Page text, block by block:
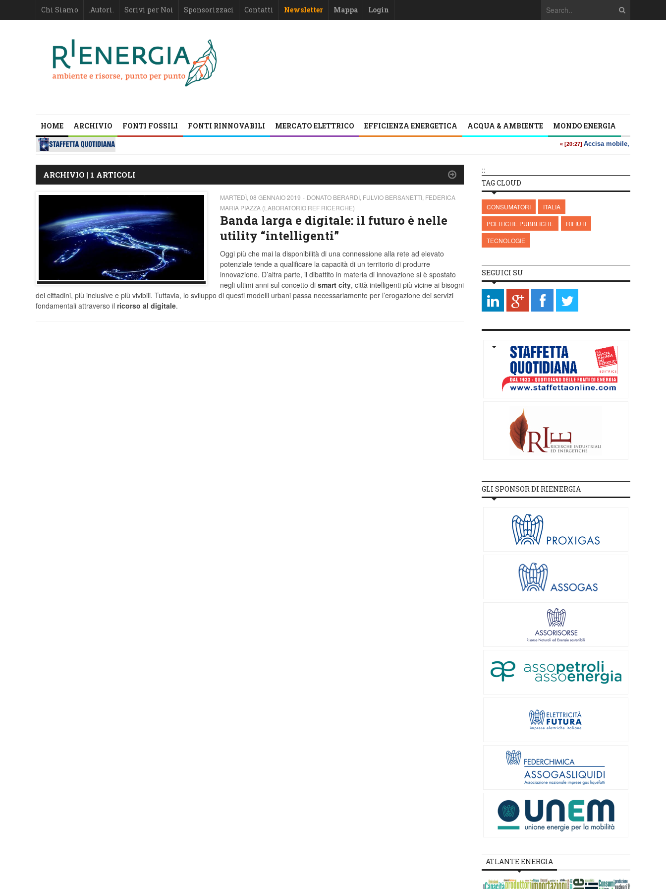
Chi Siamo .Autori. Scrivi per Noi Sponsorizzaci Contatti Newsletter Mappa Login
HOME ARCHIVIO FONTI FOSSILI FONTI RINNOVABILI MERCATO ELETTRICO EFFICIENZA ENERGETICA ACQUA & AMBIENTE MONDO ENERGIA
::
ARCHIVIO | 1 ARTICOLI
MARTEDÌ, 08 GENNAIO 2019
DONATO BERARDI, FULVIO BERSANETTI, FEDERICA
MARIA PIAZZA (LABORATORIO REF RICERCHE)
Banda larga e digitale: il futuro è nelle
utility “intelligenti”
Oggi più che mai la disponibilità di una connessione alla rete ad elevato
potenziale tende a qualificare la capacità di un territorio di produrre
innovazione. D’altra parte, il dibattito in materia di innovazione si è spostato
negli ultimi anni sul concetto di smart city, città intelligenti più vicine ai bisogni
dei cittadini, più inclusive e più vivibili. Tuttavia, lo sviluppo di questi modelli urbani passa necessariamente per l’erogazione dei servizi
fondamentali attraverso il ricorso al digitale.
TAG CLOUD
CONSUMATORI
ITALIA
POLITICHE PUBBLICHE
RIFIUTI
TECNOLOGIE
SEGUICI SU
GLI SPONSOR DI RIENERGIA
ATLANTE ENERGIA